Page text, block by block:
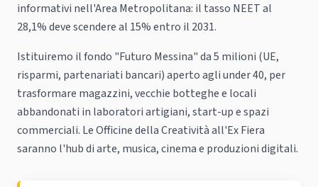
informativi nell'Area Metropolitana: il tasso NEET al
28,1% deve scendere al 15% entro il 2031.
Istituiremo il fondo "Futuro Messina" da 5 milioni (UE,
risparmi, partenariati bancari) aperto agli under 40, per
trasformare magazzini, vecchie botteghe e locali
abbandonati in laboratori artigiani, start-up e spazi
commerciali. Le Officine della Creatività all'Ex Fiera
saranno l'hub di arte, musica, cinema e produzioni digitali.